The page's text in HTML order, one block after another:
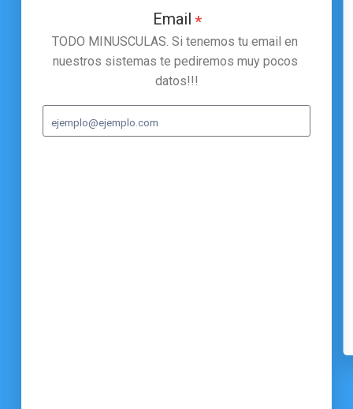
Email *
TODO MINUSCULAS. Si tenemos tu email en
nuestros sistemas te pediremos muy pocos
datos!!!
ejemplo@ejemplo.com